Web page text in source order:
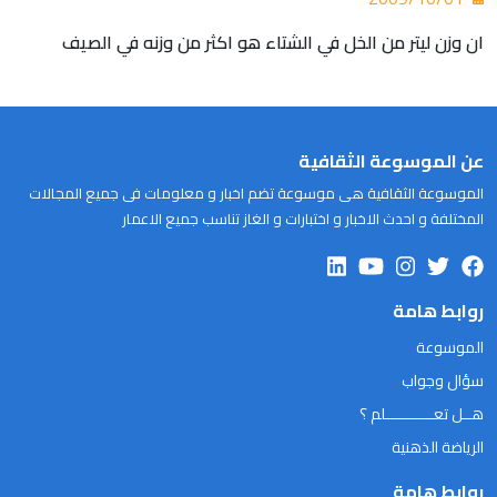
ان وزن ليتر من الخل في الشتاء هو اكثر من وزنه في الصيف
عن الموسوعة الثقافية
الموسوعة الثقافية هى موسوعة تضم اخبار و معلومات فى جميع المجالات
المختلفة و احدث الاخبار و اختبارات و الغاز تناسب جميع الاعمار
روابط هامة
الموسوعة
سؤال وجواب
هــل تعـــــــــــلم ؟
الرياضة الذهنية